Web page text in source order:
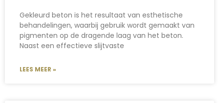
Gekleurd beton is het resultaat van esthetische
behandelingen, waarbij gebruik wordt gemaakt van
pigmenten op de dragende laag van het beton.
Naast een effectieve slijtvaste
LEES MEER »